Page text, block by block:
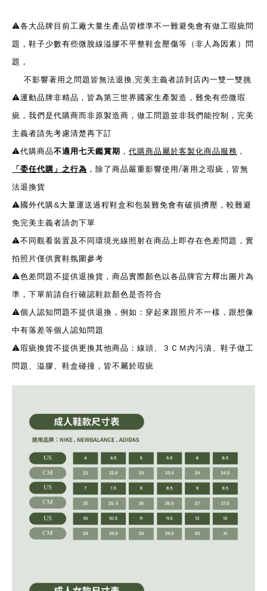
⚠️各大品牌目前工廠大量生產品管標準不一難避免會有做工瑕疵問
題，鞋子少數有些微脫線溢膠不平整鞋盒壓傷等（非人為因素）問
題，
不影響著用之問題皆無法退換,完美主義者請到店內一雙一雙挑
⚠️運動品牌非精品，皆為第三世界國家生產製造，難免有些微瑕
疵，我們是代購商而非原製造商，做工問題並非我們能控制，完美
主義者請先考慮清楚再下訂
⚠️代購商品不適用七天鑑賞期 ， 代購商品屬於客製化商品服務 ，
「委任代購」之行為 ，除了商品嚴重影響使用/著用之瑕疵，皆無
法退換貨
⚠️國外代購&大量運送過程鞋盒和包裝難免會有破損擠壓，較難避
免完美主義者請勿下單
⚠️不同觀看裝置及不同環境光線照射在商品上即存在色差問題，實
拍照片僅供實鞋氛圍參考
⚠️色差問題不提供退換貨，商品實際顏色以各品牌官方釋出圖片為
準，下單前請自行確認鞋款顏色是否符合
⚠️個人認知問題不提供退換，例如：穿起來跟照片不一樣，跟想像
中有落差等個人認知問題
⚠️瑕疵換貨不提供更換其他商品：線頭、３ＣＭ內污漬、鞋子做工
問題、溢膠、鞋盒碰撞，皆不屬於瑕疵